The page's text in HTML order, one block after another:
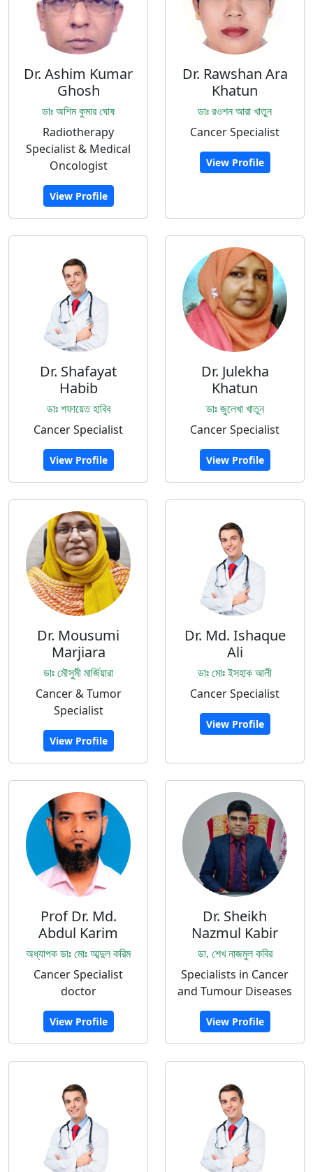
Dr. Ashim Kumar
Ghosh
ডাঃ অশিম কুমার ঘোষ
Radiotherapy
Specialist & Medical
Oncologist
View Profile
Dr. Rawshan Ara
Khatun
ডাঃ রওশন আরা খাতুন
Cancer Specialist
View Profile
Dr. Shafayat
Habib
ডাঃ শফায়েত হাবিব
Cancer Specialist
View Profile
Dr. Julekha
Khatun
ডাঃ জুলেখা খাতুন
Cancer Specialist
View Profile
Dr. Mousumi
Marjiara
ডাঃ মৌসুমী মার্জিয়ারা
Cancer & Tumor
Specialist
View Profile
Dr. Md. Ishaque
Ali
ডাঃ মোঃ ইসহাক আলী
Cancer Specialist
View Profile
Prof Dr. Md.
Abdul Karim
অধ্যাপক ডাঃ মোঃ আব্দুল করিম
Cancer Specialist
doctor
View Profile
Dr. Sheikh
Nazmul Kabir
ডা. শেখ নাজমুল কবির
Specialists in Cancer
and Tumour Diseases
View Profile